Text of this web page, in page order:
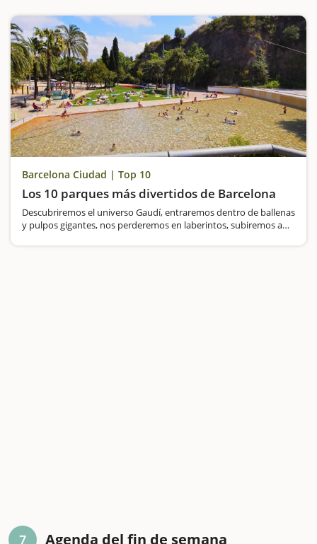
Barcelona Ciudad | Top 10
Los 10 parques más divertidos de Barcelona
Descubriremos el universo Gaudí, entraremos dentro de ballenas
y pulpos gigantes, nos perderemos en laberintos, subiremos a
7 Agenda del fin de semana